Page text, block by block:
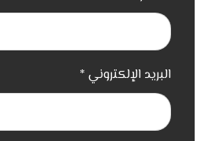
البريد الإلكتروني *